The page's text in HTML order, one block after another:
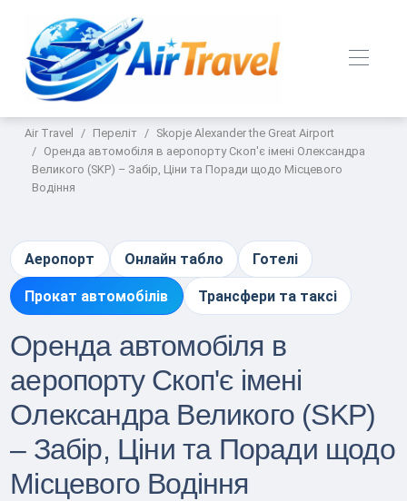
Air Travel Переліт
Skopje Alexander the Great Airport
Оренда автомобіля в аеропорту Скоп'є імені Олександра
Великого (SKP) – Забір, Ціни та Поради щодо Місцевого
Водіння
Аеропорт Онлайн табло Готелі
Прокат автомобілів Трансфери та таксі
Оренда автомобіля в
аеропорту Скоп'є імені
Олександра Великого (SKP)
– Забір, Ціни та Поради щодо
Місцевого Водіння